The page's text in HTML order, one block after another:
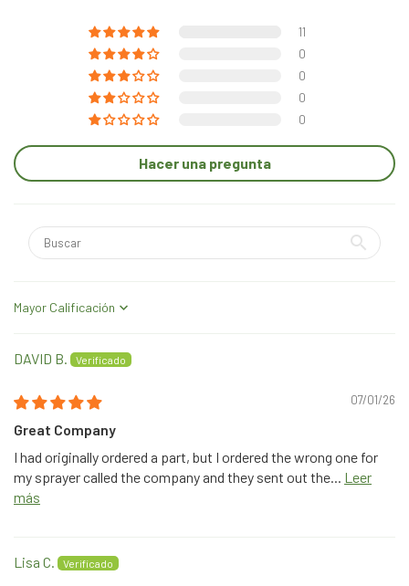
11
0
0
0
0
Hacer una pregunta
Sort by
DAVID B.
07/01/26
Great Company
I had originally ordered a part, but I ordered the wrong one for
my sprayer called the company and they sent out the... Leer
más
Lisa C.